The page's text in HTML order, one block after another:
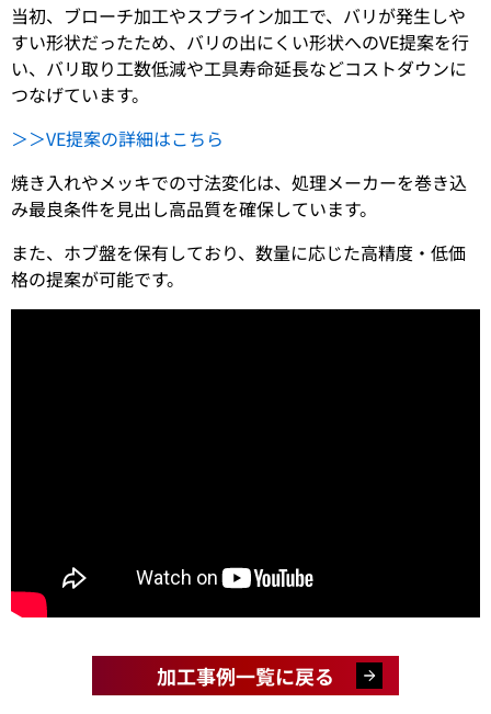
当初、ブローチ加工やスプライン加工で、バリが発生しや
すい形状だったため、バリの出にくい形状へのVE提案を行
い、バリ取り工数低減や工具寿命延長などコストダウンに
つなげています。
＞＞VE提案の詳細はこちら
焼き入れやメッキでの寸法変化は、処理メーカーを巻き込
み最良条件を見出し高品質を確保しています。
また、ホブ盤を保有しており、数量に応じた高精度・低価
格の提案が可能です。
加工事例一覧に戻る